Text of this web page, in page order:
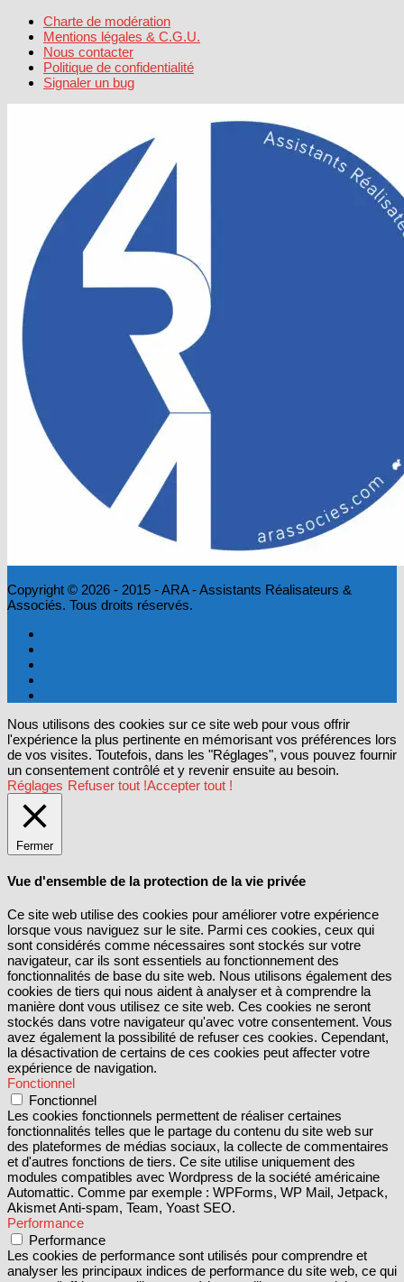
Charte de modération
Mentions légales & C.G.U.
Nous contacter
Politique de confidentialité
Signaler un bug
Copyright © 2026 - 2015 - ARA - Assistants Réalisateurs &
Associés. Tous droits réservés.
Nous utilisons des cookies sur ce site web pour vous offrir
l'expérience la plus pertinente en mémorisant vos préférences lors
de vos visites. Toutefois, dans les "Réglages", vous pouvez fournir
un consentement contrôlé et y revenir ensuite au besoin.
Réglages Refuser tout !Accepter tout !
Fermer
Vue d'ensemble de la protection de la vie privée
Ce site web utilise des cookies pour améliorer votre expérience
lorsque vous naviguez sur le site. Parmi ces cookies, ceux qui
sont considérés comme nécessaires sont stockés sur votre
navigateur, car ils sont essentiels au fonctionnement des
fonctionnalités de base du site web. Nous utilisons également des
cookies de tiers qui nous aident à analyser et à comprendre la
manière dont vous utilisez ce site web. Ces cookies ne seront
stockés dans votre navigateur qu'avec votre consentement. Vous
avez également la possibilité de refuser ces cookies. Cependant,
la désactivation de certains de ces cookies peut affecter votre
expérience de navigation.
Fonctionnel
Fonctionnel
Les cookies fonctionnels permettent de réaliser certaines
fonctionnalités telles que le partage du contenu du site web sur
des plateformes de médias sociaux, la collecte de commentaires
et d'autres fonctions de tiers. Ce site utilise uniquement des
modules compatibles avec Wordpress de la société américaine
Automattic. Comme par exemple : WPForms, WP Mail, Jetpack,
Akismet Anti-spam, Team, Yoast SEO.
Performance
Performance
Les cookies de performance sont utilisés pour comprendre et
analyser les principaux indices de performance du site web, ce qui